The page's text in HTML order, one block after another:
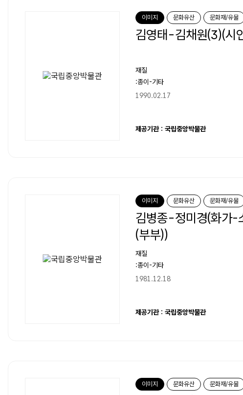
이미지 문화유산 문화재/유물
김영태-김채원(3)(시
재질
:종이-기타
1990.02.17
제공기관 : 국립중앙박물관
이미지 문화유산 문화재/유물
김병종-정미경(화가-
(부부))
재질
:종이-기타
1981.12.18
제공기관 : 국립중앙박물관
이미지 문화유산 문화재/유물